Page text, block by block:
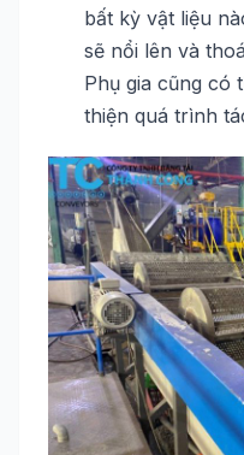
bất kỳ vật liệu
sẽ nổi lên và
Phụ gia cũng có
thiện quá trình